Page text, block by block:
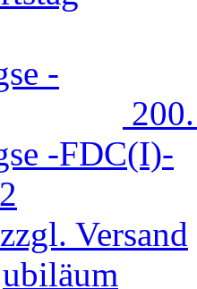
-FDC(I)-
Versand